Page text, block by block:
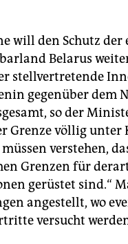
will den Schutz der
Belarus
stellvertretende
gegenüber dem
so der
Grenze völlig unter
verstehen,
Grenzen für
gerüstet sind.“
angestellt, wo
versucht